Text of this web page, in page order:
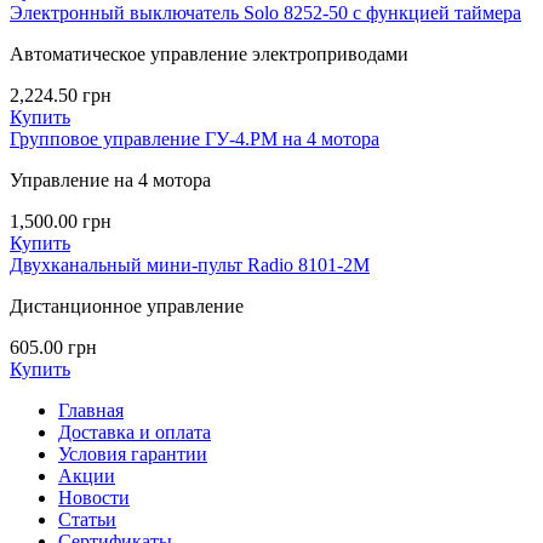
Электронный выключатель Solo 8252-50 с функцией таймера
Автоматическое управление электроприводами
2,224.50 грн
Купить
Групповое управление ГУ-4.РМ на 4 мотора
Управление на 4 мотора
1,500.00 грн
Купить
Двухканальный мини-пульт Radio 8101-2M
Дистанционное управление
605.00 грн
Купить
Главная
Доставка и оплата
Условия гарантии
Акции
Новости
Статьи